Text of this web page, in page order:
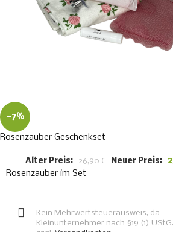
-7%
Rosenzauber Geschenkset
Alter Preis: 26,90€ Neuer Preis:
Rosenzauber im Set
Kein Mehrwertsteuerausweis, da
Kleinunternehmer nach §19 (1) UStG.